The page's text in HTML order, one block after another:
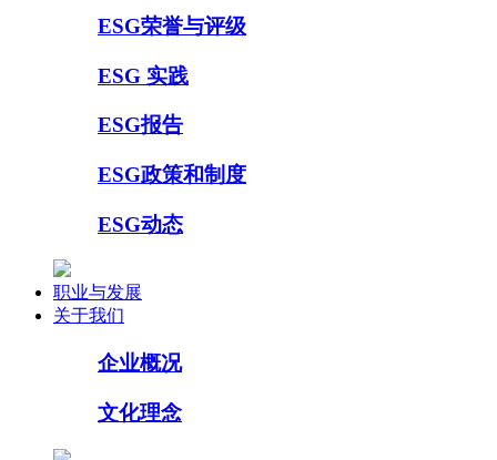
ESG荣誉与评级
ESG 实践
ESG报告
ESG政策和制度
ESG动态
职业与发展
关于我们
企业概况
文化理念